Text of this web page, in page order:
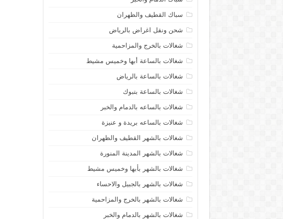
سباك القطيف والظهران
شحن ونقل اغراض بالرياض
شغالات بالخرج والمزاحمية
شغالات بالساعة أبها وخميس مشيط
شغالات بالساعة بالرياض
شغالات بالساعة بتبوك
شغالات بالساعه بالدمام والخبر
شغالات بالساعه بريدة و عنيزة
شغالات بالشهر القطيف والظهران
شغالات بالشهر المدينة المنورة
شغالات بالشهر بأبها وخميس مشيط
شغالات بالشهر بالجبيل والاحساء
شغالات بالشهر بالخرج والمزاحمية
شغالات بالشهر بالدمام والخبر